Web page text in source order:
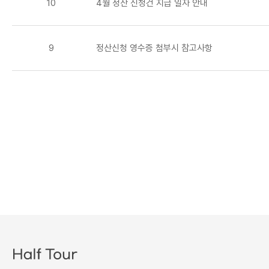
10 4월 정산 신청건 지급 일자 안내
9 정산신청 영수증 첨부시 참고사항